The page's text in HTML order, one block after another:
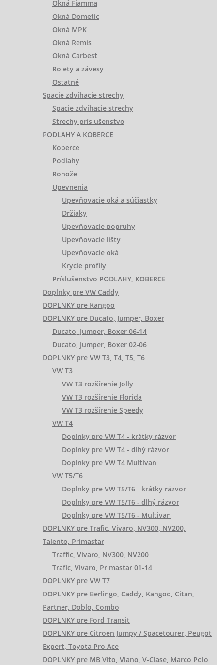
Okná Fiamma
Okná Dometic
Okná MPK
Okná Remis
Okná Carbest
Rolety a závesy
Ostatné
Spacie zdvíhacie strechy
Spacie zdvíhacie strechy
Strechy príslušenstvo
PODLAHY A KOBERCE
Koberce
Podlahy
Rohože
Upevnenia
Upevňovacie oká a súčiastky
Držiaky
Upevňovacie popruhy
Upevňovacie lišty
Upevňovacie oká
Krycie profily
Príslušenstvo PODLAHY, KOBERCE
Doplnky pre VW Caddy
DOPLNKY pre Kangoo
DOPLNKY pre Ducato, Jumper, Boxer
Ducato, Jumper, Boxer 06-14
Ducato, Jumper, Boxer 02-06
DOPLNKY pre VW T3, T4, T5, T6
VW T3
VW T3 rozšírenie Jolly
VW T3 rozšírenie Florida
VW T3 rozšírenie Speedy
VW T4
Doplnky pre VW T4 - krátky rázvor
Doplnky pre VW T4 - dlhý rázvor
Doplnky pre VW T4 Multivan
VW T5/T6
Doplnky pre VW T5/T6 - krátky rázvor
Doplnky pre VW T5/T6 - dlhý rázvor
Doplnky pre VW T5/T6 - Multivan
DOPLNKY pre Trafic, Vivaro, NV300, NV200,
Talento, Primastar
Traffic, Vivaro, NV300, NV200
Trafic, Vivaro, Primastar 01-14
DOPLNKY pre VW T7
DOPLNKY pre Berlingo, Caddy, Kangoo, Citan,
Partner, Doblo, Combo
DOPLNKY pre Ford Transit
DOPLNKY pre Citroen Jumpy / Spacetourer, Peugot
Expert, Toyota Pro Ace
DOPLNKY pre MB Vito, Viano, V-Clase, Marco Polo